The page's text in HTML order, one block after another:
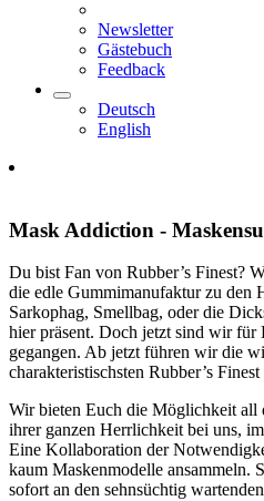
Newsletter
Gästebuch
Feedback
Deutsch
English
Mask Addiction -
Du bist Fan von Rubber’s Finest?
die edle Gummimanufaktur zu den
Sarkophag, Smellbag, oder die
hier präsent. Doch jetzt sind wir für
gegangen. Ab jetzt führen wir die
charakteristischsten Rubber’s
Wir bieten Euch die Möglichkeit all
ihrer ganzen Herrlichkeit bei uns,
Eine Kollaboration der
kaum Maskenmodelle ansammeln.
sofort an den sehnsüchtig